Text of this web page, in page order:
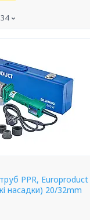
PPR, Europroduct
насадки) 20/32mm